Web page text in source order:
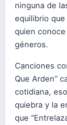
ninguna de
equilibrio
quien
géneros.
Canciones
Que Arden”
cotidiana,
quiebra y la
que